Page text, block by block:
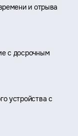
и отрыва
с досрочным
устройства с